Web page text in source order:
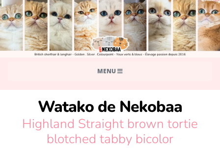
MENU
Watako de Nekobaa
Highland Straight brown tortie
blotched tabby bicolor